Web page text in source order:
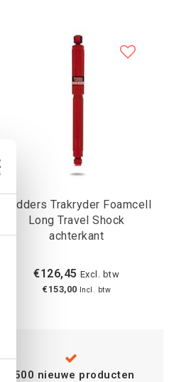
Pedders Trakryder Foamcell
Long Travel Shock
achterkant
€126,45 Excl. btw
€153,00 Incl. btw
+500 nieuwe producten